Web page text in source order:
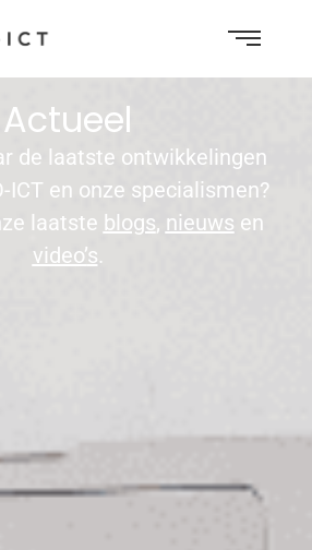
Actueel
de laatste ontwikkelingen
ICT en onze specialismen?
laatste blogs, nieuws en
video’s.